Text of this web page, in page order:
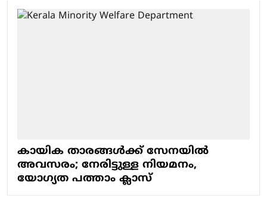
കായിക താരങ്ങൾക്ക് സേനയിൽ
അവസരം; നേരിട്ടുള്ള നിയമനം,
യോഗ്യത പത്താം ക്ലാസ്